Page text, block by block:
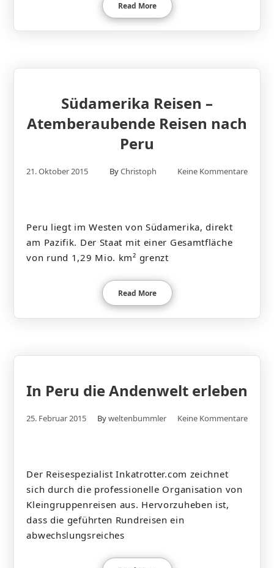
Read More
Südamerika Reisen –
Atemberaubende Reisen nach
Peru
21. Oktober 2015 ByChristoph Keine Kommentare
Peru liegt im Westen von Südamerika, direkt
am Pazifik. Der Staat mit einer Gesamtfläche
von rund 1,29 Mio. km² grenzt
Read More
In Peru die Andenwelt erleben
25. Februar 2015 Byweltenbummler Keine Kommentare
Der Reisespezialist Inkatrotter.com zeichnet
sich durch die professionelle Organisation von
Kleingruppenreisen aus. Hervorzuheben ist,
dass die geführten Rundreisen ein
abwechslungsreiches